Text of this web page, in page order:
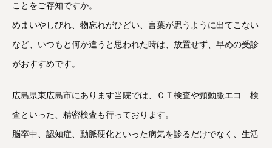
ことをご存知ですか。
めまいやしびれ、物忘れがひどい、言葉が思うように出てこない
など、いつもと何か違うと思われた時は、放置せず、早めの受診
がおすすめです。
広島県東広島市にあります当院では、ＣＴ検査や頸動脈エコ―検
査といった、精密検査も行っております。
脳卒中、認知症、動脈硬化といった病気を診るだけでなく、生活